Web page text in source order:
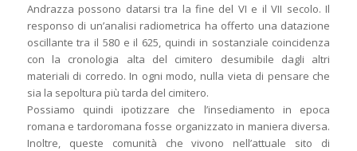
Andrazza possono datarsi tra la fine del VI e il VII secolo. Il
responso di un’analisi radiometrica ha offerto una datazione
oscillante tra il 580 e il 625, quindi in sostanziale coincidenza
con la cronologia alta del cimitero desumibile dagli altri
materiali di corredo. In ogni modo, nulla vieta di pensare che
sia la sepoltura più tarda del cimitero.
Possiamo quindi ipotizzare che l’insediamento in epoca
romana e tardoromana fosse organizzato in maniera diversa.
Inoltre, queste comunità che vivono nell’attuale sito di